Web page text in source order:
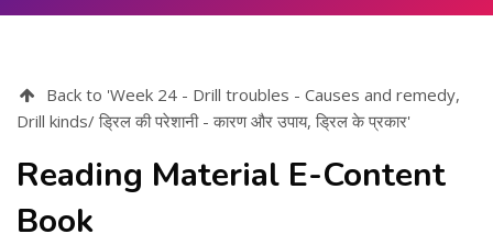
Back to 'Week 24 - Drill troubles - Causes and remedy,
Drill kinds/ ड्रिल की परेशानी - कारण और उपाय, ड्रिल के प्रकार'
Reading Material E-Content
Book